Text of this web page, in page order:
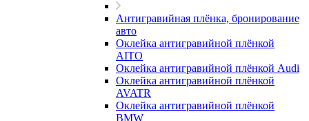
Антигравийная плёнка, бронирование
авто
Оклейка антигравийной плёнкой
AITO
Оклейка антигравийной плёнкой Audi
Оклейка антигравийной плёнкой
AVATR
Оклейка антигравийной плёнкой
BMW